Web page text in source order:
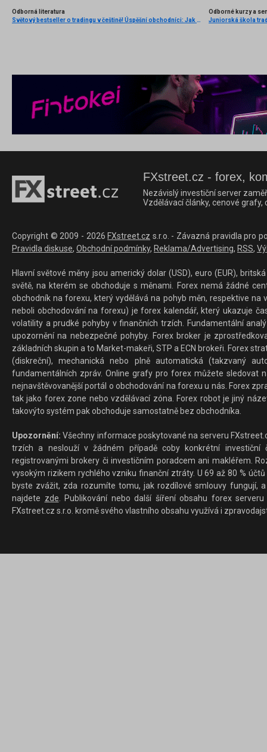
Odborná literatura
Světový bestseller o tradingu v češtině! Úspěšní obchodníci: Jak běžní lidé porážejí Wall Street v jeho vlastní hře
Odborné kurzy a
Juniorská škola
FXstreet.cz - forex,
Nezávislý investiční server
Vzdělávací články, cenové
Copyright © 2009 - 2026 FXstreet.cz s.r.o. - Závazná pravidla pro
Pravidla diskuse, Obchodní podmínky, Reklama/Advertising, RSS,
Hlavní světové měny jsou americký dolar (USD), euro (EUR),
světě, na kterém se obchoduje s měnami. Forex nemá žádné
obchodník na forexu, který vydělává na pohyb měn, respektive
neboli obchodování na forexu) je forex kalendář, který ukazuje
volatility a prudké pohyby v finančních trzích. Fundamentální
upozornění na nebezpečné pohyby. Forex broker je
základních skupin a to Market-makeři, STP a ECN brokeři. Forex
(diskreční), mechanická nebo plně automatická (takzvaný
fundamentálních zpráv. Online grafy pro forex můžete sledovat
nejnavštěvovanější portál o obchodování na forexu u nás. Forex
tak jako forex zone nebo vzdělávací zóna. Forex robot je jiný
takovýto systém pak obchoduje samostatně bez obchodníka.
Upozornění: Všechny informace poskytované na serveru
trzích a neslouží v žádném případě coby konkrétní investiční
registrovanými brokery či investičním poradcem ani makléřem.
vysokým rizikem rychlého vzniku finanční ztráty. U 69 až 80 %
byste zvážit, zda rozumíte tomu, jak rozdílové smlouvy fungují,
najdete zde. Publikování nebo další šíření obsahu forex
FXstreet.cz s.r.o. kromě svého vlastního obsahu využívá i